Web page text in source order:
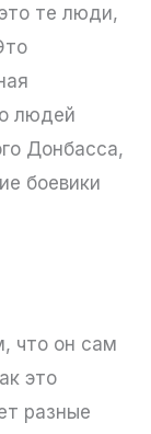
те люди,
людей
Донбасса,
боевики
что он сам
это
разные